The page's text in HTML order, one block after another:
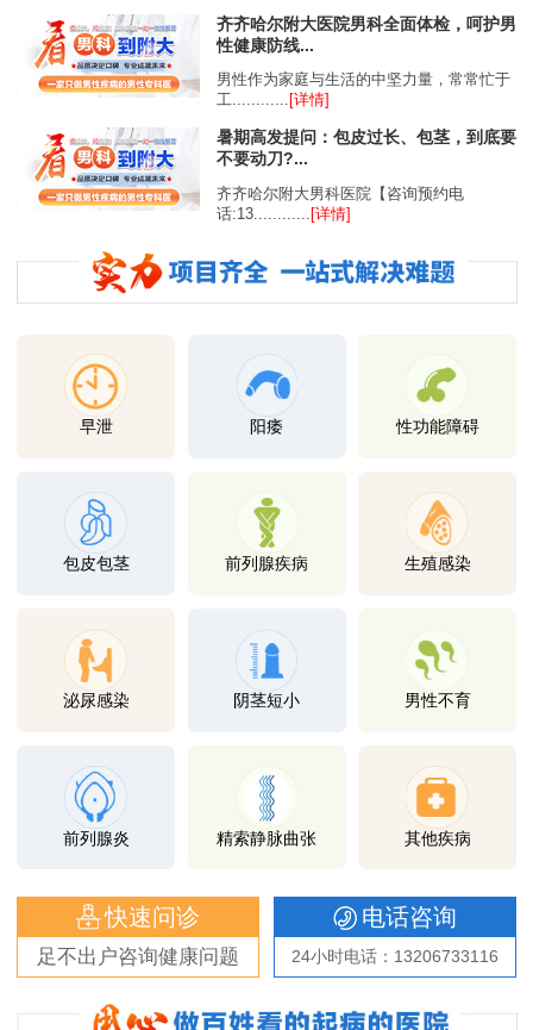
齐齐哈尔附大医院男科全面体检，呵护男
性健康防线...
男性作为家庭与生活的中坚力量，常常忙于
工............ [详情]
暑期高发提问：包皮过长、包茎，到底要
不要动刀?...
齐齐哈尔附大男科医院【咨询预约电
话:13............
[详情]
早泄 阳痿 性功能障碍
包皮包茎 前列腺疾病 生殖感染
泌尿感染 阴茎短小 男性不育
前列腺炎 精索静脉曲张 其他疾病
快速问诊
足不出户咨询健康问题
电话咨询
24小时电话：13206733116